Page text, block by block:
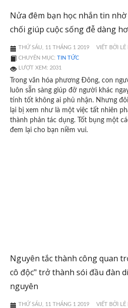
Nửa đêm bạn học nhắn tin
chối giúp cuộc sống đễ dàng
THỨ SÁU, 11 THÁNG 1 2019
VIẾT BỞI LÊ
CHUYÊN MỤC: TIN TỨC
LƯỢT XEM: 2031
Trong văn hóa phương Đông, con
luôn sẵn sàng giúp đỡ người khác
tính tốt không ai phủ nhận. Nhưng
lại bị xem như là một việc tất nhiên
thành phản tác dụng. Tốt bụng một
đem lại cho bạn niềm vui.
Nguyên tắc thành công quan
cô độc" trở thành sói đầu đàn
nguyên
THỨ SÁU, 11 THÁNG 1 2019
VIẾT BỞI LÊ